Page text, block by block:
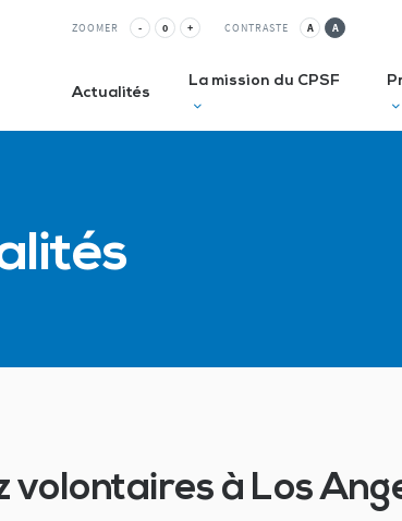
ZOOMER - 0 + CONTRASTE A A
Actualités
La mission du CPSF
volontaires à Los